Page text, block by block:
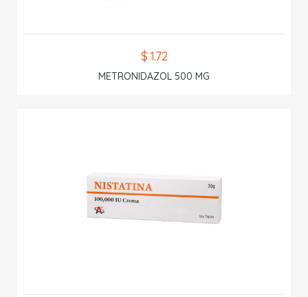
$ 1.72
METRONIDAZOL 500 MG